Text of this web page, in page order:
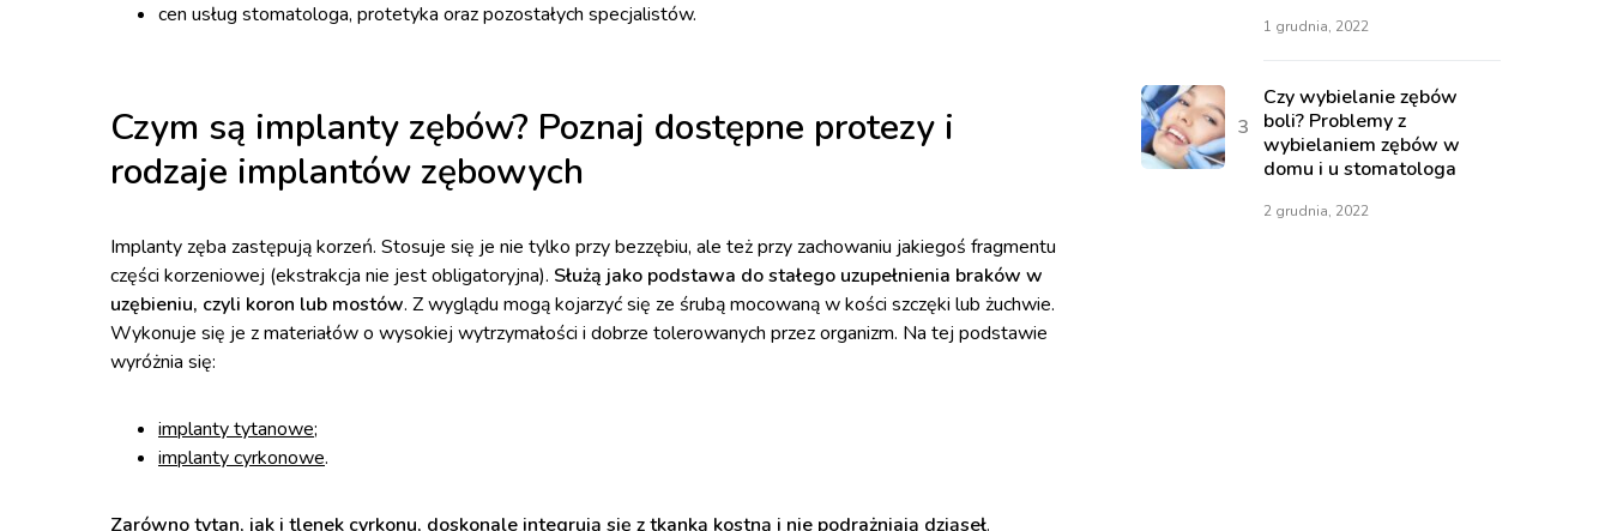
cen usług stomatologa, protetyka oraz pozostałych specjalistów.
Czym są implanty zębów? Poznaj dostępne protezy i
rodzaje implantów zębowych
Implanty zęba zastępują korzeń. Stosuje się je nie tylko przy bezzębiu, ale też przy zachowaniu jakiegoś fragmentu
części korzeniowej (ekstrakcja nie jest obligatoryjna). Służą jako podstawa do stałego uzupełnienia braków w
uzębieniu, czyli koron lub mostów. Z wyglądu mogą kojarzyć się ze śrubą mocowaną w kości szczęki lub żuchwie.
Wykonuje się je z materiałów o wysokiej wytrzymałości i dobrze tolerowanych przez organizm. Na tej podstawie
wyróżnia się:
implanty tytanowe;
implanty cyrkonowe.
Zarówno tytan, jak i tlenek cyrkonu, doskonale integrują się z tkanką kostną i nie podrażniają dziąseł.
1 grudnia, 2022
Czy wybielanie zębów
boli? Problemy z
wybielaniem zębów w
domu i u stomatologa
2 grudnia, 2022